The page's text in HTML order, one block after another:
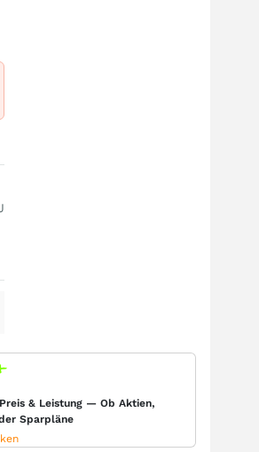
& Leistung — Ob Aktien,
Sparpläne